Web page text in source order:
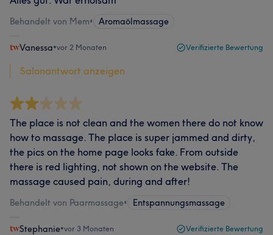
Behandelt von Mem• Aromaölmassage
Vanessa•vor 2 Monaten Verifizierte Bewertung
Salonantwort anzeigen
The place is not clean and the women there do not know
how to massage. The place is super jammed and dirty,
the pics on the home page looks fake. From outside
there is red lighting, not shown on the website. The
massage caused pain, during and after!
Behandelt von Paarmassage• Entspannungsmassage
Stephanie•vor 3 Monaten Verifizierte Bewertung